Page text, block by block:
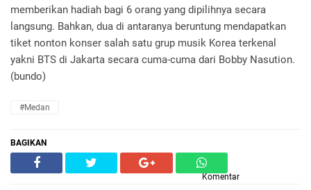
memberikan hadiah bagi 6 orang yang dipilihnya secara
langsung. Bahkan, dua di antaranya beruntung mendapatkan
tiket nonton konser salah satu grup musik Korea terkenal
yakni BTS di Jakarta secara cuma-cuma dari Bobby Nasution.
(bundo)
#Medan
BAGIKAN
Komentar